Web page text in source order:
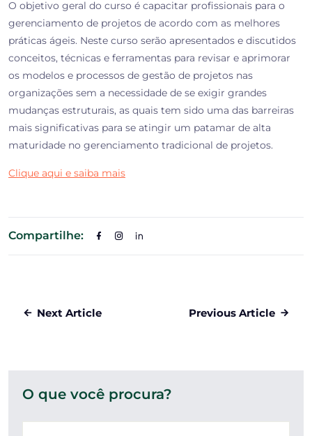
O objetivo geral do curso é capacitar profissionais para o
gerenciamento de projetos de acordo com as melhores
práticas ágeis. Neste curso serão apresentados e discutidos
conceitos, técnicas e ferramentas para revisar e aprimorar
os modelos e processos de gestão de projetos nas
organizações sem a necessidade de se exigir grandes
mudanças estruturais, as quais tem sido uma das barreiras
mais significativas para se atingir um patamar de alta
maturidade no gerenciamento tradicional de projetos.
Clique aqui e saiba mais
Compartilhe:
Next Article Previous Article
O que você procura?